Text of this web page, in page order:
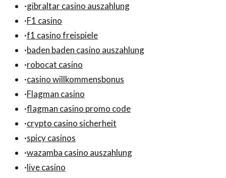
·gibraltar casino auszahlung
·F1 casino
·f1 casino freispiele
·baden baden casino auszahlung
·robocat casino
·casino willkommensbonus
·Flagman casino
·flagman casino promo code
·crypto casino sicherheit
·spicy casinos
·wazamba casino auszahlung
·live casino